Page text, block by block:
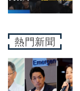
熱門新聞